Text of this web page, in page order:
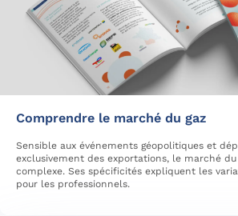
Comprendre le marché du gaz
Sensible aux événements géopolitiques et
exclusivement des exportations, le marché
complexe. Ses spécificités expliquent les
pour les professionnels.